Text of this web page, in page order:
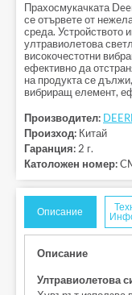
Прахосмукачката
се отървете от
среда. Устройството
ултравиолетова
високочестотни
ефективно да
на продукта се
вибриращ елемент,
Производител:
Произход: Китай
Гаранция: 2 г.
Католожен номер:
Описание
Описание
Ултравиолетова